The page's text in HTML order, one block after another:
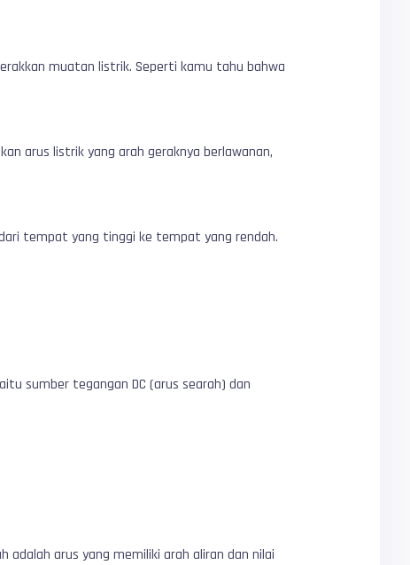
muatan listrik. Seperti kamu tahu bahwa
arus listrik yang arah geraknya berlawanan,
tempat yang tinggi ke tempat yang rendah.
sumber tegangan DC (arus searah) dan
adalah arus yang memiliki arah aliran dan nilai